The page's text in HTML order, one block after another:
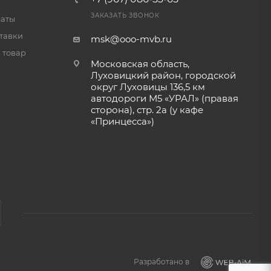
товар
ЗАКАЗАТЬ ЗВОНОК
msk@ooo-mvb.ru
Московская область,
Луховицкий район, городской
округ Луховицы 136,5 км
автодороги М5 «УРАЛ» (правая
сторона), стр. 2а (у кафе
«‎Принцесса»)
Разработано в